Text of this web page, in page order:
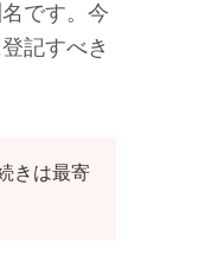
です。今
記すべき
きは最寄